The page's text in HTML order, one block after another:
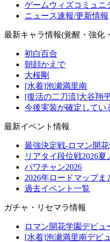
ゲームウィズコミュニ
ニュース速報/更新情報
最新キャラ情報(覚醒・強化
初白百合
朝顔かえで
大桜剛
[水着]泡瀬満里南
[復活の二刀流]大谷翔
今後実装が確定してい
最新イベント情報
最強決定戦-ロマン開
リアタイ段位戦2026夏
パワチャン2026
2026年ロードマップま
過去イベント一覧
ガチャ・リセマラ情報
ロマン開花学園デビュ
[水着]泡瀬満里南デビ